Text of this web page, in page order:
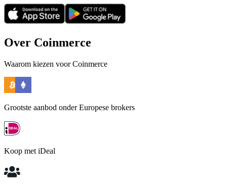
Over Coinmerce
Waarom kiezen voor Coinmerce
Grootste aanbod onder Europese brokers
Koop met iDeal